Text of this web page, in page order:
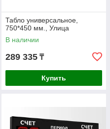
Табло универсальное,
750*450 мм., Улица
В наличии
289 335 ₸
Купить